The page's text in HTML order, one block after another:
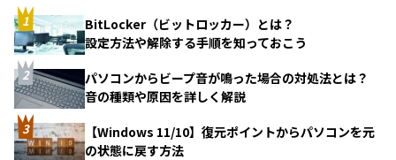
BitLocker（ビットロッカー）とは？
設定方法や解除する手順を知っておこう
パソコンからビープ音が鳴った場合の対処法とは？
音の種類や原因を詳しく解説
【Windows 11/10】復元ポイントからパソコンを元
の状態に戻す方法